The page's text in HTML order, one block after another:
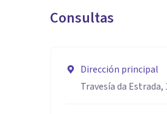
Consultas
Dirección principal
Travesía da